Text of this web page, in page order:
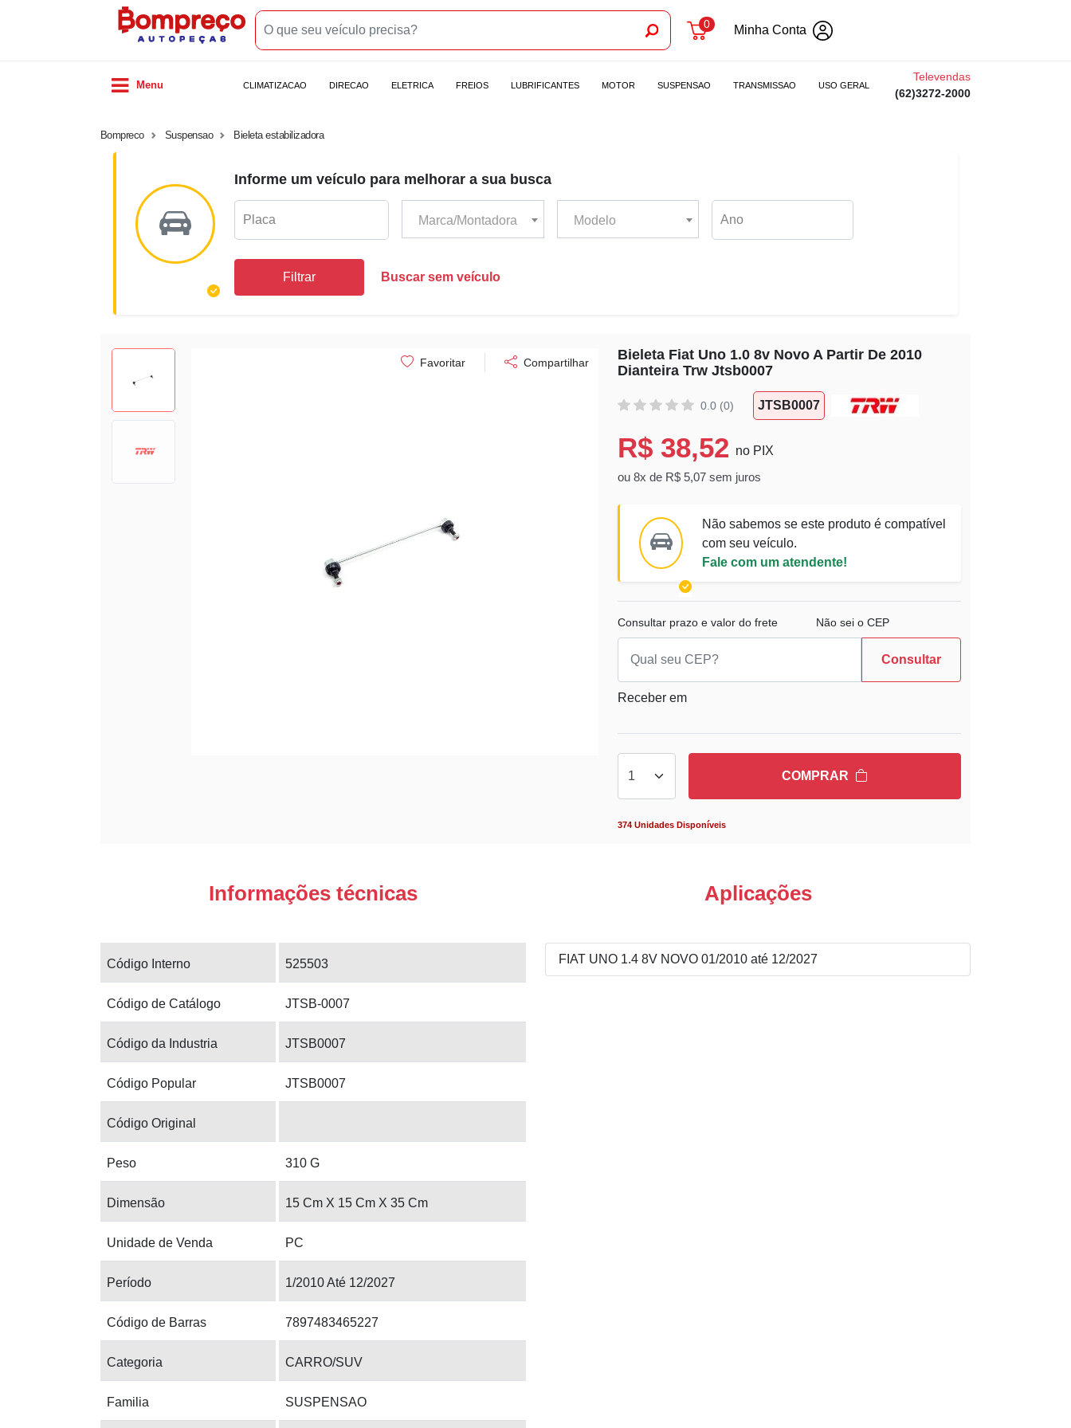
0 Minha Conta
Menu CLIMATIZACAO DIRECAO ELETRICA FREIOS LUBRIFICANTES MOTOR SUSPENSAO TRANSMISSAO USO GERAL
Televendas
(62)3272-2000
Bompreco Suspensao Bieleta estabilizadora
Informe um veículo para melhorar a sua busca
Marca/Montadora Modelo
Filtrar Buscar sem veículo
Favoritar Compartilhar
Bieleta Fiat Uno 1.0 8v Novo A Partir De 2010
Dianteira Trw Jtsb0007
0.0 (0) JTSB0007
R$ 38,52 no PIX
ou 8x de R$ 5,07 sem juros
Não sabemos se este produto é compatível
com seu veículo.
Fale com um atendente!
Consultar prazo e valor do frete Não sei o CEP
Consultar
Receber em
COMPRAR
374 Unidades Disponíveis
Informações técnicas
Código Interno 525503
Código de Catálogo JTSB-0007
Código da Industria JTSB0007
Código Popular JTSB0007
Código Original
Peso 310 G
Dimensão 15 Cm X 15 Cm X 35 Cm
Unidade de Venda PC
Período 1/2010 Até 12/2027
Código de Barras 7897483465227
Categoria CARRO/SUV
Familia SUSPENSAO
Aplicações
FIAT UNO 1.4 8V NOVO 01/2010 até 12/2027